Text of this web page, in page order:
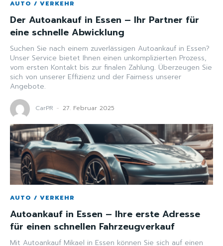
AUTO / VERKEHR
Der Autoankauf in Essen – Ihr Partner für
eine schnelle Abwicklung
Suchen Sie nach einem zuverlässigen Autoankauf in Essen?
Unser Service bietet Ihnen einen unkomplizierten Prozess,
vom ersten Kontakt bis zur finalen Zahlung. Überzeugen Sie
sich von unserer Effizienz und der Fairness unserer
Angebote.
CarPR - 27. Februar 2025
AUTO / VERKEHR
Autoankauf in Essen – Ihre erste Adresse
für einen schnellen Fahrzeugverkauf
Mit Autoankauf Mikael in Essen können Sie sich auf einen